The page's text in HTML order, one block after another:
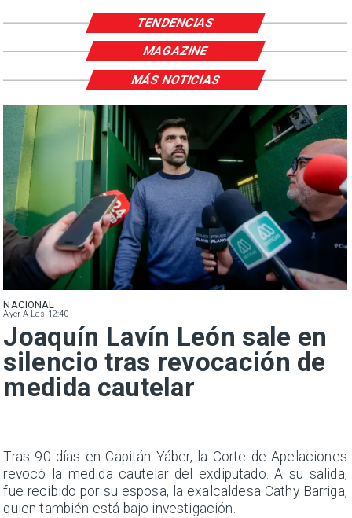
TENDENCIAS
MAGAZINE
NACIONAL
Ayer A Las 12:40
Joaquín Lavín León sale en
silencio tras revocación de
medida cautelar
Tras 90 días en Capitán Yáber, la Corte de Apelaciones
revocó la medida cautelar del exdiputado. A su salida,
fue recibido por su esposa, la exalcaldesa Cathy Barriga,
quien también está bajo investigación.
MÁS NOTICIAS